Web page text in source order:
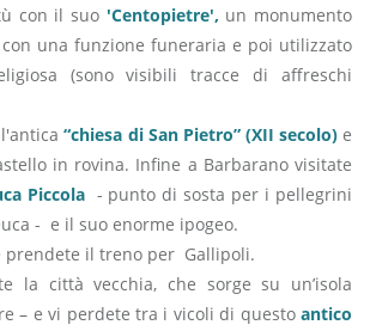
con il suo 'Centopietre', un monumento
una funzione funeraria e poi utilizzato
(sono visibili tracce di affreschi
l'antica“chiesa di San Pietro” (XII secolo)e
in rovina. Infine a Barbarano visitate
Piccola- punto di sosta per i pellegrini
- e il suo enorme ipogeo.
prendete il treno per Gallipoli.
la città vecchia, che sorge su un’isola
– e vi perdete tra i vicoli di questo antico